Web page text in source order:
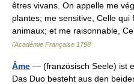
êtres vivans. On appelle me
plantes; me sensitive, Celle
animaux; et me raisonnable,
l'Académie Française 1798
Âme — (französisch Seele) ist
Das Duo besteht aus den